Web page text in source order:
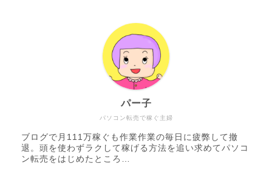
パソコン転売で稼ぐ主婦
パー子
ブログで月111万稼ぐも作業作業の毎日に疲弊して撤
退。頭を使わずラクして稼げる方法を追い求めてパソコ
ン転売をはじめたところ…